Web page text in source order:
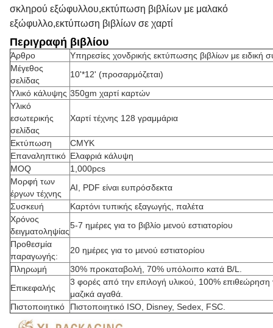
σκληρού εξώφυλλου,εκτύπωση βιβλίων με μαλακό
εξώφυλλο,εκτύπωση βιβλίων σε χαρτί
Περιγραφή βιβλίου
Άρθρο
Υπηρεσίες χονδρικής εκτύπωσης βιβλίων με ειδική
Μέγεθος
σελίδας
10'*12' (προσαρμόζεται)
Υλικό κάλυψης 350gm χαρτί καρτών
Υλικό
εσωτερικής
σελίδας
Χαρτί τέχνης 128 γραμμάρια
Εκτύπωση
CMYK
Επαναληπτικό Ελαφριά κάλυψη
MOQ
1,000pcs
Μορφή των
έργων τέχνης
ΑΙ, PDF είναι ευπρόσδεκτα
Συσκευή
Καρτόνι τυπικής εξαγωγής, παλέτα
Χρόνος
δειγματοληψίας
5-7 ημέρες για το βιβλίο μενού εστιατορίου
Προθεσμία
παραγωγής:
20 ημέρες για το μενού εστιατορίου
Πληρωμή
30% προκαταβολή, 70% υπόλοιπο κατά B/L.
Επικεφαλής
3 φορές από την επιλογή υλικού, 100% επιθεώρηση
μαζικά αγαθά.
Πιστοποιητικό
Πιστοποιητικό ISO, Disney, Sedex, FSC.